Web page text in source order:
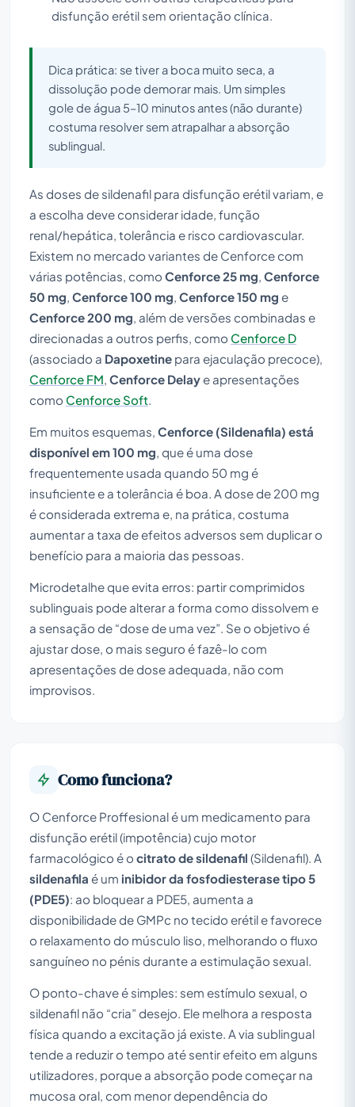
disfunção erétil sem orientação clínica.
Dica prática: se tiver a boca muito seca, a
dissolução pode demorar mais. Um simples
gole de água 5–10 minutos antes (não durante)
costuma resolver sem atrapalhar a absorção
sublingual.
As doses de sildenafil para disfunção erétil variam, e
a escolha deve considerar idade, função
renal/hepática, tolerância e risco cardiovascular.
Existem no mercado variantes de Cenforce com
várias potências, como Cenforce 25 mg Cenforce
50 mg Cenforce 100 mg Cenforce 150 mg e
Cenforce 200 mg , além de versões combinadas e
direcionadas a outros perfis, como Cenforce D
(associado a Dapoxetine para ejaculação precoce),
Cenforce FM Cenforce Delaye apresentações
como Cenforce Soft
Em muitos esquemas, Cenforce (Sildenafila) está
disponível em 100 mg , que é uma dose
frequentemente usada quando 50 mg é
insuficiente e a tolerância é boa. A dose de 200 mg
é considerada extrema e, na prática, costuma
aumentar a taxa de efeitos adversos sem duplicar o
benefício para a maioria das pessoas.
Microdetalhe que evita erros: partir comprimidos
sublinguais pode alterar a forma como dissolvem e
a sensação de “dose de uma vez”. Se o objetivo é
ajustar dose, o mais seguro é fazê-lo com
apresentações de dose adequada, não com
improvisos.
Como funciona?
O Cenforce Proffesional é um medicamento para
disfunção erétil (impotência) cujo motor
farmacológico é o citrato de sildenafil (Sildenafil). A
sildenafila é um inibidor da fosfodiesterase tipo 5
(PDE5): ao bloquear a PDE5, aumenta a
disponibilidade de GMPc no tecido erétil e favorece
o relaxamento do músculo liso, melhorando o fluxo
sanguíneo no pénis durante a estimulação sexual.
O ponto-chave é simples: sem estímulo sexual, o
sildenafil não “cria” desejo. Ele melhora a resposta
física quando a excitação já existe. A via sublingual
tende a reduzir o tempo até sentir efeito em alguns
utilizadores, porque a absorção pode começar na
mucosa oral, com menor dependência do